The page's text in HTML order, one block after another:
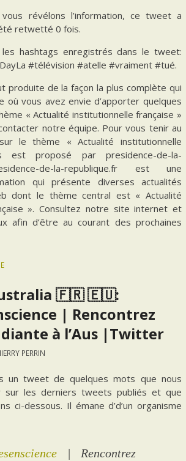
révélons l’information, ce tweet a
retwetté 0 fois.
hashtags enregistrés dans le tweet:
#télévision #atelle #vraiment #tué.
produite de la façon la plus complète qui
où vous avez envie d’apporter quelques
« Actualité institutionnelle française »
notre équipe. Pour vous tenir au
le thème « Actualité institutionnelle
est proposé par presidence-de-la-
de-la-republique.fr est une
qui présente diverses actualités
dont le thème central est « Actualité
». Consultez notre site internet et
afin d’être au courant des prochaines
🇫🇷 🇪🇺:
| Rencontrez
à l’Aus |Twitter
PERRIN
un tweet de quelques mots que nous
sur les derniers tweets publiés et que
ci-dessous. Il émane d’d’un organisme
| Rencontrez